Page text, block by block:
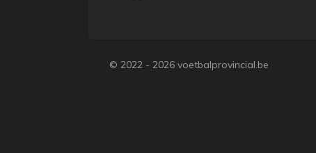
© 2022 - 2026 voetbalprovincial.be